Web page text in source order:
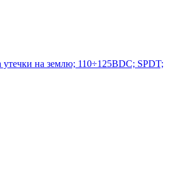
утечки на землю; 110÷125ВDC; SPDT;